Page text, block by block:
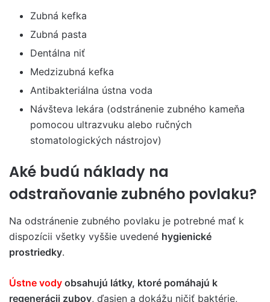
Zubná kefka
Zubná pasta
Dentálna niť
Medzizubná kefka
Antibakteriálna ústna voda
Návšteva lekára (odstránenie zubného kameňa
pomocou ultrazvuku alebo ručných
stomatologických nástrojov)
Aké budú náklady na
odstraňovanie zubného povlaku?
Na odstránenie zubného povlaku je potrebné mať k
dispozícii všetky vyššie uvedené hygienické
prostriedky.
Ústne vody obsahujú látky, ktoré pomáhajú k
regenerácii zubov, ďasien a dokážu ničiť baktérie,